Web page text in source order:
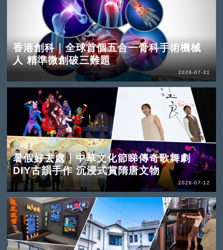
香港創科｜全球首個五合一骨科手術機械
人 精準微創破三難題
2026-07-31
暑假好去處｜中華文化節睇傳奇歌舞劇
DIY古韻手作 沉浸式賞隋唐文物
2026-07-12